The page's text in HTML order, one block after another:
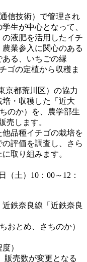
信技術）で管理され
生が中心となって、
液肥を活用したイチ
業参⼊に関⼼のある
る、いちごの縁
ゴの定植から収穫ま
京都荒川区）の協力
・収穫した「近大
のか）を、農学部生
売します。
品種イチゴの栽培を
評価を調査し、さら
取り組みます。
土）10：00～12：
奈良線「近鉄奈良
とめ、さちのか）
）
数が変更となる